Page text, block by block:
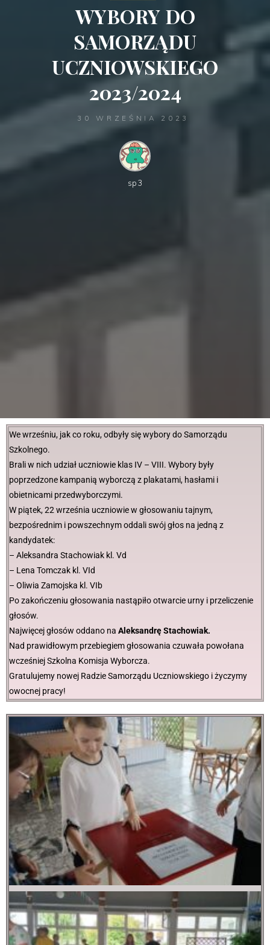
WYBORY DO
SAMORZĄDU
UCZNIOWSKIEGO
2023/2024
30 WRZEŚNIA 2023
sp3
We wrześniu, jak co roku, odbyły się wybory do Samorządu
Szkolnego.
Brali w nich udział uczniowie klas IV – VIII. Wybory były
poprzedzone kampanią wyborczą z plakatami, hasłami i
obietnicami przedwyborczymi.
W piątek, 22 września uczniowie w głosowaniu tajnym,
bezpośrednim i powszechnym oddali swój głos na jedną z
kandydatek:
– Aleksandra Stachowiak kl. Vd
– Lena Tomczak kl. VId
– Oliwia Zamojska kl. VIb
Po zakończeniu głosowania nastąpiło otwarcie urny i przeliczenie
głosów.
Najwięcej głosów oddano na Aleksandrę Stachowiak.
Nad prawidłowym przebiegiem głosowania czuwała powołana
wcześniej Szkolna Komisja Wyborcza.
Gratulujemy nowej Radzie Samorządu Uczniowskiego i życzymy
owocnej pracy!